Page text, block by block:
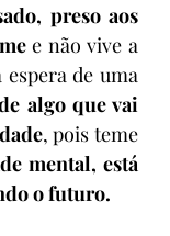
preso aos
e não vive a
de uma
algo que vai
, pois teme
mental, está
o futuro.